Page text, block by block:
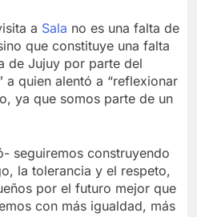
a Sala no es una falta de
que constituye una falta
de Jujuy por parte del
a quien alentó a “reflexionar
ya que somos parte de un
seguiremos construyendo
la tolerancia y el respeto,
por el futuro mejor que
con más igualdad, más